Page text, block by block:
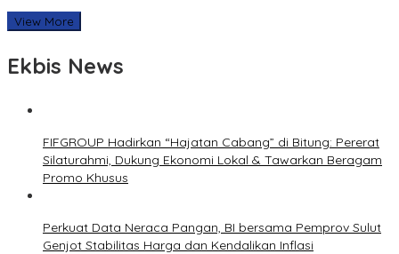
View More
Ekbis News
FIFGROUP Hadirkan “Hajatan Cabang” di Bitung: Pererat
Silaturahmi, Dukung Ekonomi Lokal & Tawarkan Beragam
Promo Khusus
Perkuat Data Neraca Pangan, BI bersama Pemprov Sulut
Genjot Stabilitas Harga dan Kendalikan Inflasi